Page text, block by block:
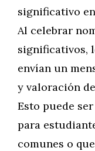
significativo
Al celebrar
significativos,
envían un
y valoración
Esto puede
para
comunes o